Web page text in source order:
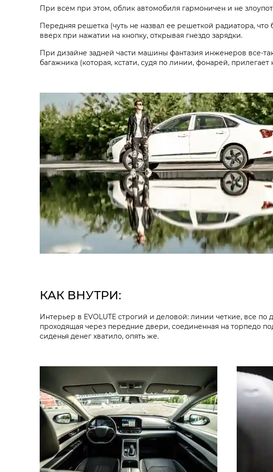
При всем при этом, облик автомобиля гармоничен и не
Передняя решетка (чуть не назвал ее решеткой радиатора,
вверх при нажатии на кнопку, открывая гнездо зарядки.
При дизайне задней части машины фантазия инженеров все-
багажника (которая, кстати, судя по линии, фонарей, прилегает
КАК ВНУТРИ:
Интерьер в EVOLUTE строгий и деловой: линии четкие, все
проходящая через передние двери, соединенная на торпедо
сиденья денег хватило, опять же.